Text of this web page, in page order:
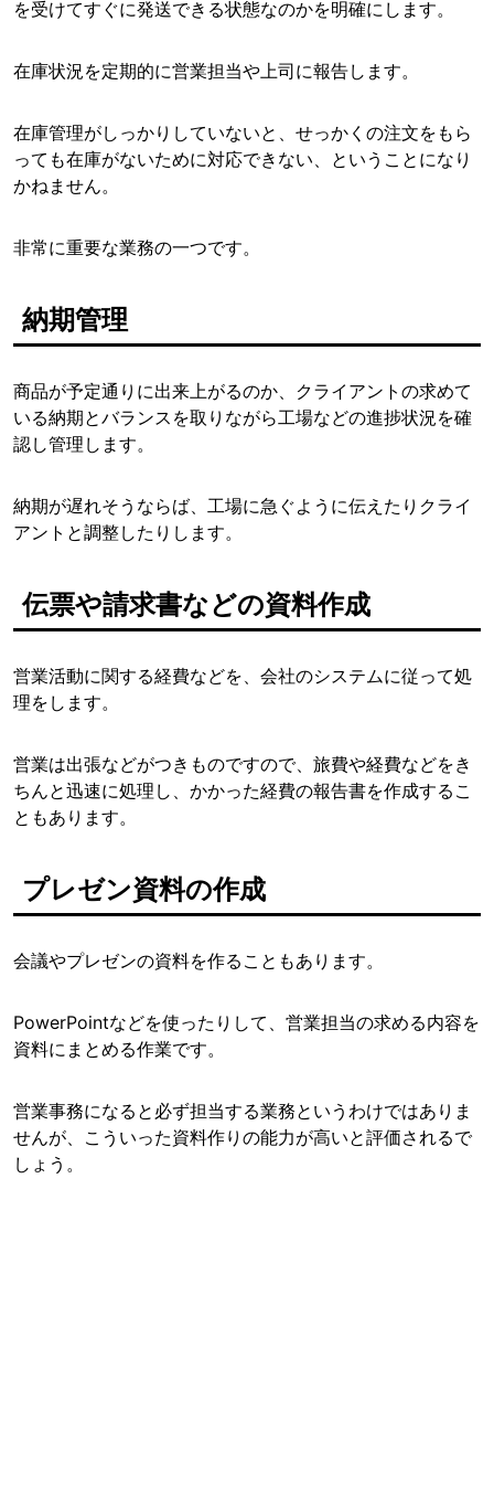
を受けてすぐに発送できる状態なのかを明確にします。
在庫状況を定期的に営業担当や上司に報告します。
在庫管理がしっかりしていないと、せっかくの注文をもら
っても在庫がないために対応できない、ということになり
かねません。
非常に重要な業務の一つです。
納期管理
商品が予定通りに出来上がるのか、クライアントの求めて
いる納期とバランスを取りながら工場などの進捗状況を確
認し管理します。
納期が遅れそうならば、工場に急ぐように伝えたりクライ
アントと調整したりします。
伝票や請求書などの資料作成
営業活動に関する経費などを、会社のシステムに従って処
理をします。
営業は出張などがつきものですので、旅費や経費などをき
ちんと迅速に処理し、かかった経費の報告書を作成するこ
ともあります。
プレゼン資料の作成
会議やプレゼンの資料を作ることもあります。
PowerPointなどを使ったりして、営業担当の求める内容を
資料にまとめる作業です。
営業事務になると必ず担当する業務というわけではありま
せんが、こういった資料作りの能力が高いと評価されるで
しょう。